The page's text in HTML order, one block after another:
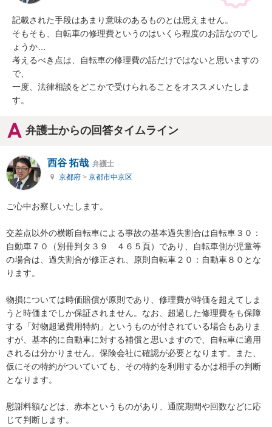
記載された手段はあまり意味のあるものとは思えません。
そもそも、自転車の修理費というのはいくら程度のお話なのでし
ょうか…
考えるべき点は、自転車の修理費の話だけではないと思いますの
で、
一度、法律相談をどこかで受けられることをオススメいたしま
す。
弁護士からの回答タイムライン
西谷 拓哉 弁護士
京都府 > 京都市中京区
ご心中お察しいたします。
交差点以外の横断自転車による事故の基本過失割合は自転車３０：
自動車７０（別冊判タ３９　４６５頁）であり、自転車側が児童等
の場合は、過失割合が修正され、原則自転車２０：自動車８０とな
ります。
物損については時価賠償が原則であり、修理費が時価を超えてしま
うと時価までしか保証されません。なお、超過した修理費をも保障
する「対物超過費用特約」というものが付されている場合もありま
すが、基本的に自動車に対する補償と思いますので、自転車に適用
されるは分かりません。保険会社に確認が必要となります。また、
仮にその特約がついていても、その特約を利用するかは相手の判断
となります。
慰謝料額などは、赤本というものがあり、通院期間や回数などに応
じて判断します。